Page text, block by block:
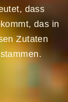
dass
das in
Zutaten